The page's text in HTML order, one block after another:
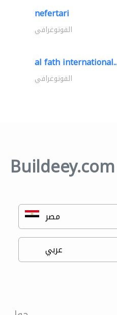
nefertari
الفوتوغرافي
al fath international..
الفوتوغرافي
Buildeey.com